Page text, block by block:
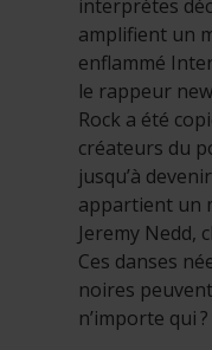
interprètes
amplifient un
enflammé
le rappeur
Rock a été
créateurs du
jusqu’à
appartient un
Jeremy Nedd,
Ces danses
noires
n’importe qui